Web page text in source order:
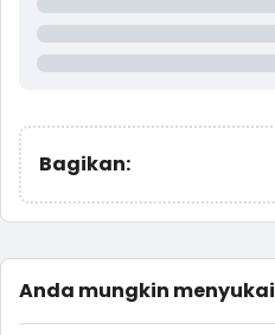
Bagikan:
Anda mungkin menyukai
postingan ini